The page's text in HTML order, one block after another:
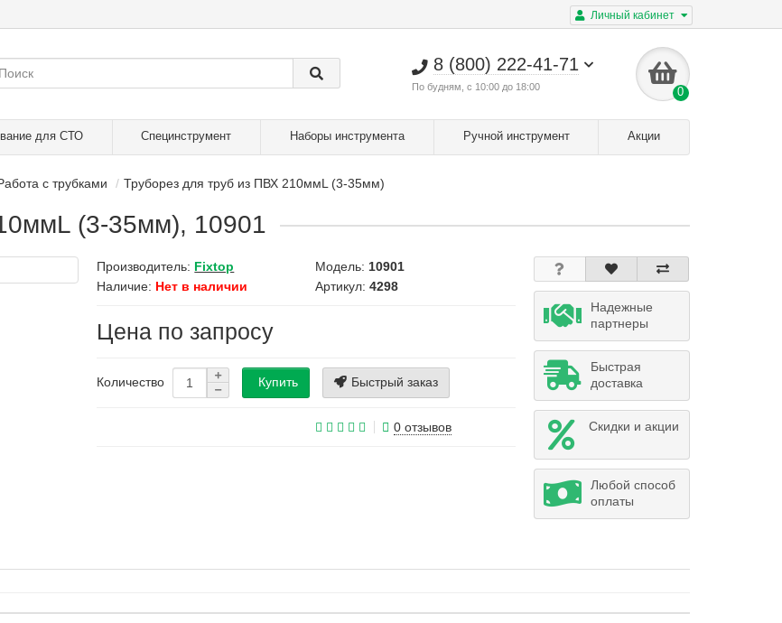
Личный кабинет
8 (800) 222-41-71
По будням, с 10:00 до 18:00 0
для СТО Специнструмент Наборы инструмента Ручной инструмент Акции
с трубками Труборез для труб из ПВХ 210ммL (3-35мм)
(3-35мм), 10901
Производитель: Fixtop Модель: 10901
Наличие: Нет в наличии Артикул: 4298
Цена по запросу
Количество Купить Быстрый заказ
0 отзывов
Надежные
партнеры
Быстрая
доставка
Скидки и акции
Любой способ
оплаты